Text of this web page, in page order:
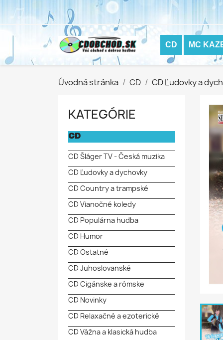
CD MC
Úvodná stránka CD CD Ľudovky a
KATEGÓRIE
CD
CD Šláger TV - Česká muzika
CD Ľudovky a dychovky
CD Country a trampské
CD Vianočné koledy
CD Populárna hudba
CD Humor
CD Ostatné
CD Juhoslovanské
CD Cigánske a rómske
CD Novinky
CD Relaxačné a ezoterické
CD Vážna a klasická hudba